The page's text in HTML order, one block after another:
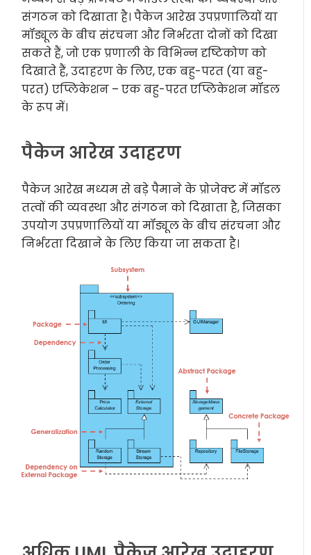
संगठन को दिखाता है। पैकेज आरेख उपप्रणालियों या
मॉड्यूल के बीच संरचना और निर्भरता दोनों को दिखा
सकते हैं, जो एक प्रणाली के विभिन्न दृष्टिकोण को
दिखाते हैं, उदाहरण के लिए, एक बहु-परत (या बहु-
परत) एप्लिकेशन – एक बहु-परत एप्लिकेशन मॉडल
के रूप में।
पैकेज आरेख उदाहरण
पैकेज आरेख मध्यम से बड़े पैमाने के प्रोजेक्ट में मॉडल
तत्वों की व्यवस्था और संगठन को दिखाता है, जिसका
उपयोग उपप्रणालियों या मॉड्यूल के बीच संरचना और
निर्भरता दिखाने के लिए किया जा सकता है।